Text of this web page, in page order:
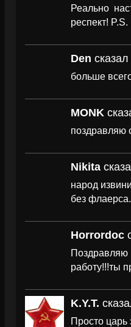
Реально
респект!
Den
больше
MONK
поздравляю
Nikita
народ
без
Horrordoc
Поздравляю
работу!!!ты
K.Y.T.
Просто царь